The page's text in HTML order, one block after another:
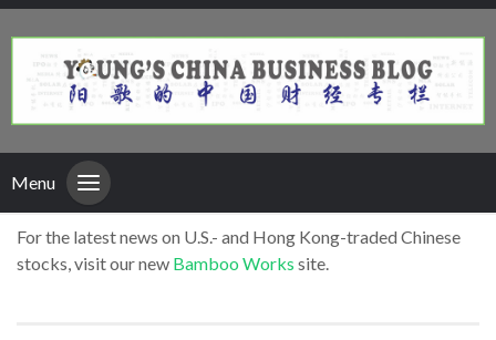
Menu
For the latest news on U.S.- and Hong Kong-traded Chinese
stocks, visit our new Bamboo Works site.